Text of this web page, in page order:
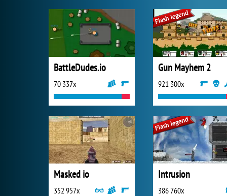
BattleDudes.io
70 337x
Gun Mayhem 2
921 300x
Masked io
352 957x
Intrusion
386 760x